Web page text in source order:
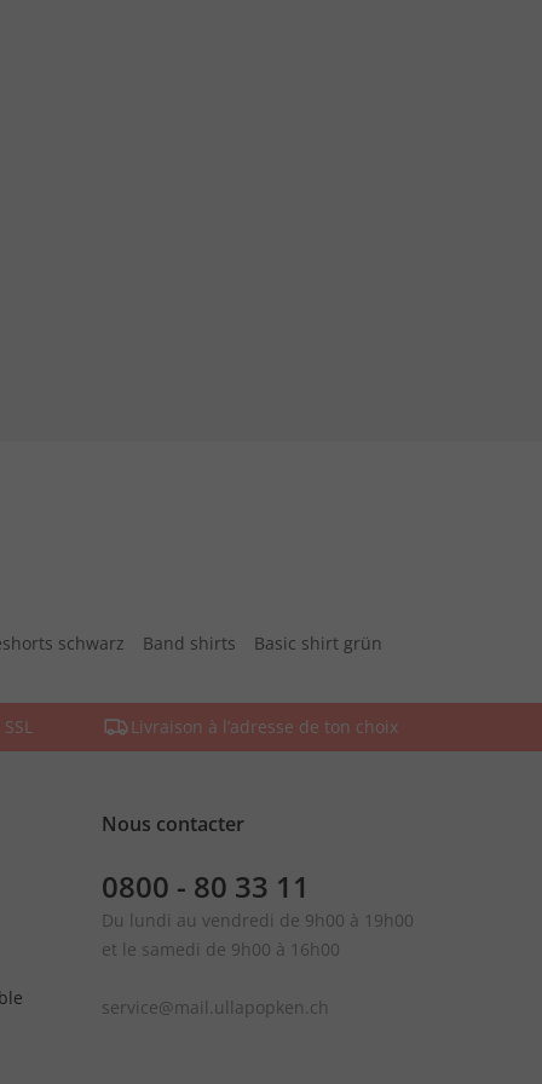
schwarz Band shirts Basic shirt grün
Livraison à l’adresse de ton choix
Nous contacter
0800 - 80 33 11
Du lundi au vendredi de 9h00 à 19h00
et le samedi de 9h00 à 16h00
service@mail.ullapopken.ch